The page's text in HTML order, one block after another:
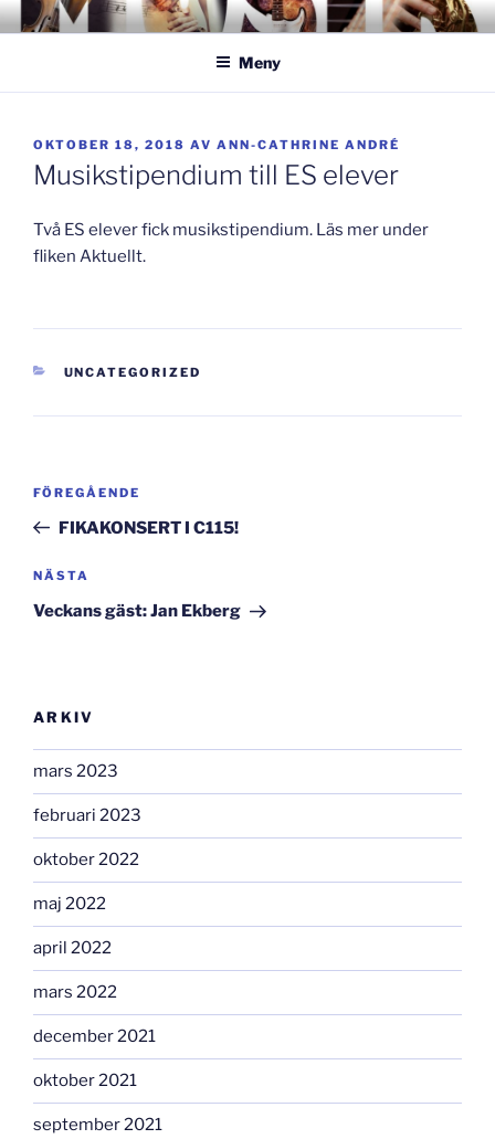
Hoppa
till
GISLAVEDMUSIKESTET
– här formas framtiden!
Meny
PUBLICERAT
OKTOBER 18, 2018 AV ANN-CATHRINE ANDRÉ
Musikstipendium till ES elever
Två ES elever fick musikstipendium. Läs mer under
fliken Aktuellt.
KATEGORIER
UNCATEGORIZED
Inläggsnavigering
Föregående
inlägg
FÖREGÅENDE
FIKAKONSERT I C115!
Nästa
inlägg
NÄSTA
Veckans gäst: Jan Ekberg
ARKIV
mars 2023
februari 2023
oktober 2022
maj 2022
april 2022
mars 2022
december 2021
oktober 2021
september 2021